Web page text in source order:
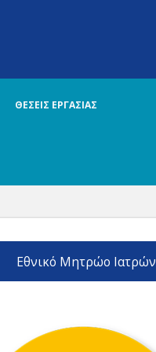
ΘΕΣΕΙΣ ΕΡΓΑΣΙΑΣ
Εθνικό Μητρώο Ιατρών